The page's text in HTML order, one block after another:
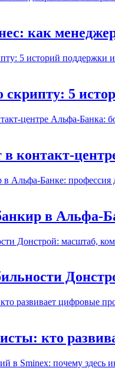
как
5
в контакт-
в Альфа-
кто